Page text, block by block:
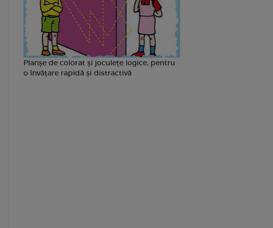
Planșe de colorat și joculețe logice, pentru
o învățare rapidă și distractivă